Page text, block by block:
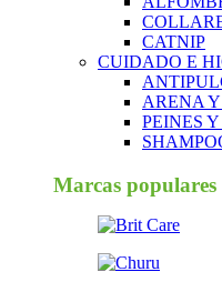
CATNIP
CUIDADO E
ARENA
PEINES
Marcas populares